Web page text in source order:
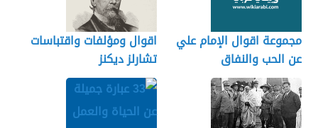
مجموعة اقوال الإمام علي
عن الحب والنفاق
اقوال ومؤلفات واقتباسات
تشارلز ديكنز